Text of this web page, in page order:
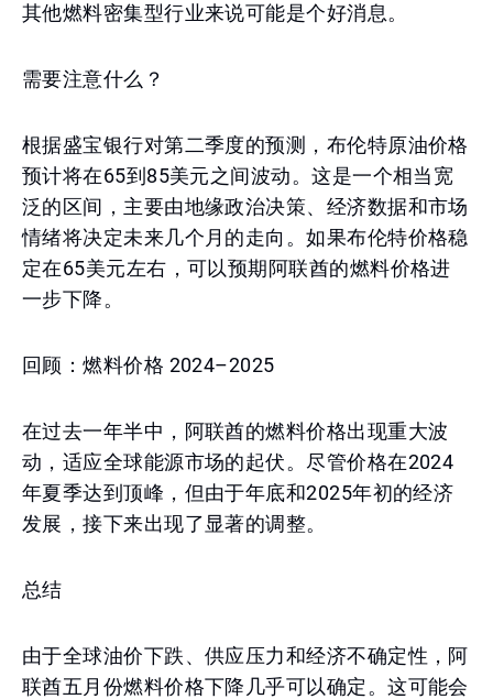
其他燃料密集型行业来说可能是个好消息。
需要注意什么？
根据盛宝银行对第二季度的预测，布伦特原油价格
预计将在65到85美元之间波动。这是一个相当宽
泛的区间，主要由地缘政治决策、经济数据和市场
情绪将决定未来几个月的走向。如果布伦特价格稳
定在65美元左右，可以预期阿联酋的燃料价格进
一步下降。
回顾：燃料价格 2024–2025
在过去一年半中，阿联酋的燃料价格出现重大波
动，适应全球能源市场的起伏。尽管价格在2024
年夏季达到顶峰，但由于年底和2025年初的经济
发展，接下来出现了显著的调整。
总结
由于全球油价下跌、供应压力和经济不确定性，阿
联酋五月份燃料价格下降几乎可以确定。这可能会